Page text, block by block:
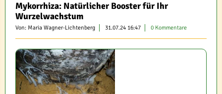
Mykorrhiza: Natürlicher Booster für Ihr
Wurzelwachstum
Von: Maria Wagner-Lichtenberg 31.07.24 16:47 0 Kommentare